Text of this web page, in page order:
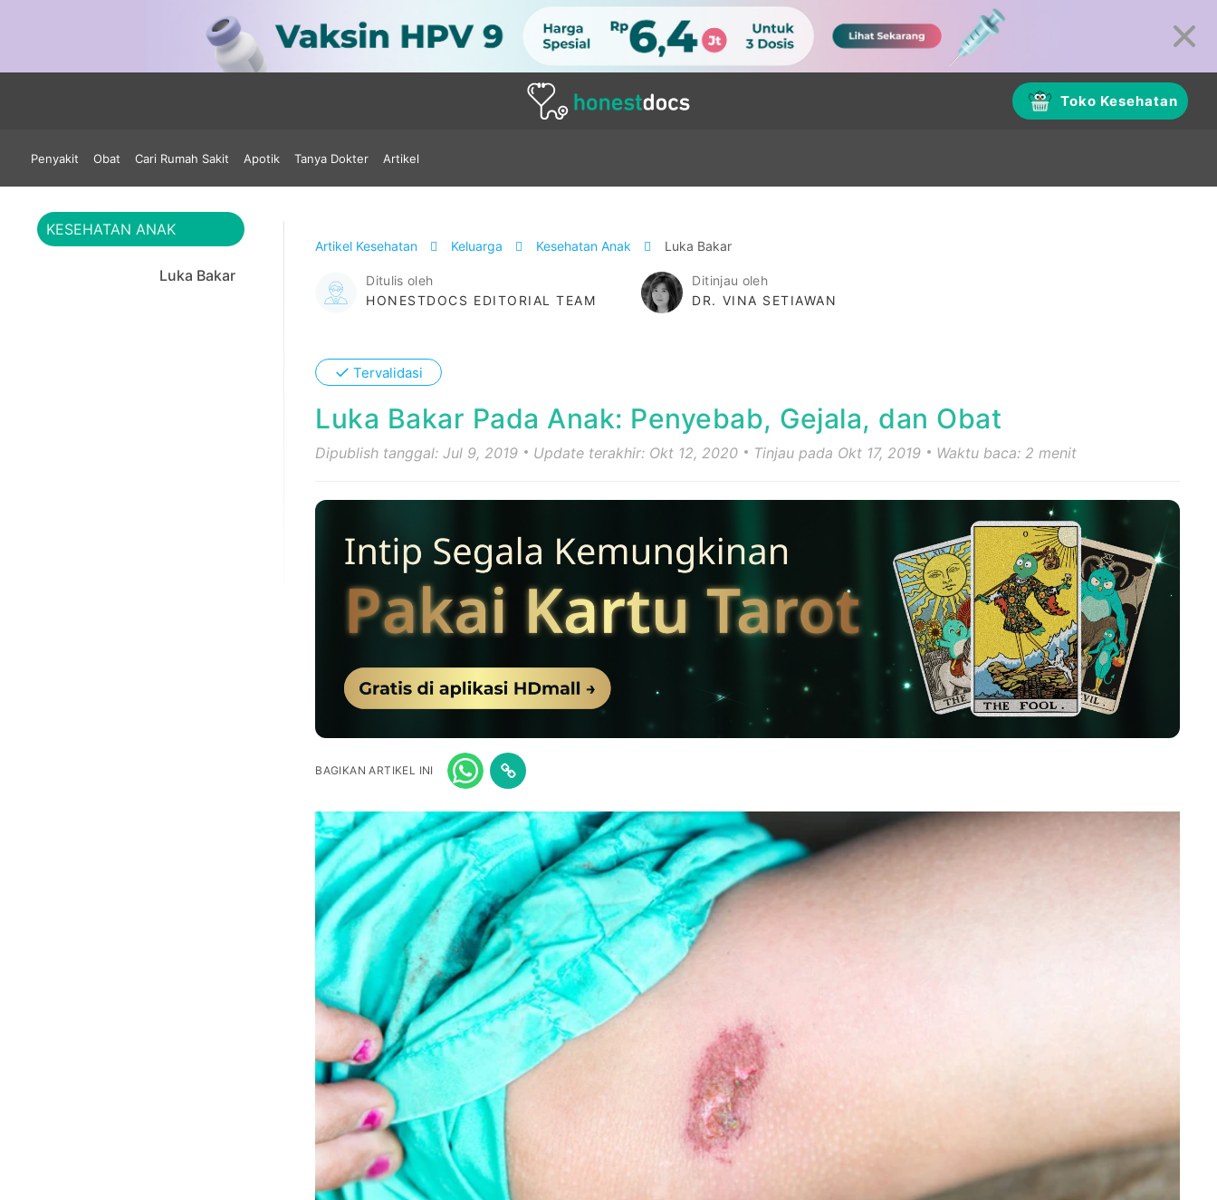
Toko Kesehatan
Penyakit Obat Cari Rumah Sakit Apotik Tanya Dokter Artikel
KESEHATAN ANAK
Luka Bakar
Artikel Kesehatan Keluarga Kesehatan Anak Luka Bakar
Ditulis oleh
HONESTDOCS EDITORIAL TEAM
Ditinjau oleh
DR. VINA SETIAWAN
✓ Tervalidasi
Luka Bakar Pada Anak: Penyebab, Gejala, dan Obat
Dipublish tanggal: Jul 9, 2019 Update terakhir: Okt 12, 2020 Tinjau pada Okt 17, 2019 Waktu baca: 2 menit
BAGIKAN ARTIKEL INI